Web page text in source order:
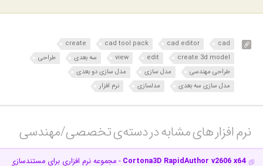
cad
cad editor
cad tool pack
create
create 3d model
edit
view سه بعدی
طراحی
طراحی مهندسی
مدل سازی
مدل سازی دو بعدی
مدل سازی سه بعدی
مدلسازی نرم افزار
نرم افزار های مشابه در دسته‌ی‌ تخصصی/مهندسی‎
Cortona3D RapidAuthor v2606 x64 - مجموعه نرم افزاری برای مستندسازی